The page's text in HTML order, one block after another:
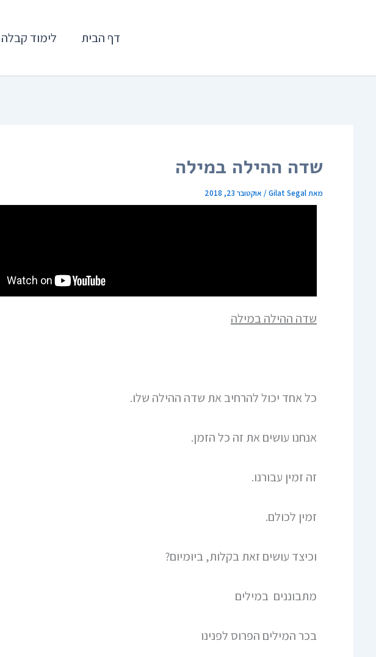
דף הבית לימוד קבלה
שדה ההילה במילה
מאתGilat Segal
/ אוקטובר 23, 2018
שדה ההילה במילה
כל אחד יכול להרחיב את שדה ההילה שלו.
אנחנו עושים את זה כל הזמן.
זה זמין עבורנו.
זמין לכולם.
וכיצד עושים זאת בקלות, ביומיום?
מתבוננים במילים
בכר המילים הפרוס לפנינו